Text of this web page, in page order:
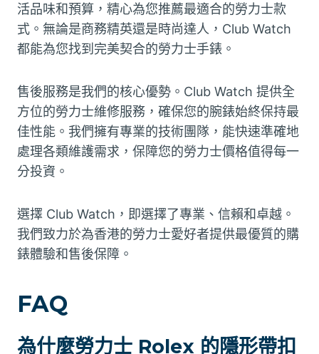
活品味和預算，精心為您推薦最適合的勞力士款
式。無論是商務精英還是時尚達人，Club Watch
都能為您找到完美契合的勞力士手錶。
售後服務是我們的核心優勢。Club Watch 提供全
方位的勞力士維修服務，確保您的腕錶始終保持最
佳性能。我們擁有專業的技術團隊，能快速準確地
處理各類維護需求，保障您的勞力士價格值得每一
分投資。
選擇 Club Watch，即選擇了專業、信賴和卓越。
我們致力於為香港的勞力士愛好者提供最優質的購
錶體驗和售後保障。
FAQ
為什麼勞力士 Rolex 的隱形帶扣